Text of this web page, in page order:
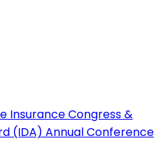
Insurance Congress &
(IDA) Annual Conference